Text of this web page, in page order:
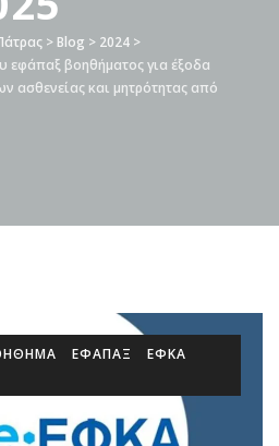
> Blog > 2024 >
βοηθήματος για έξοδα
ασθενείας και μητρότητας από
ΕΦΆΠΑΞ
ΕΦΚΑ